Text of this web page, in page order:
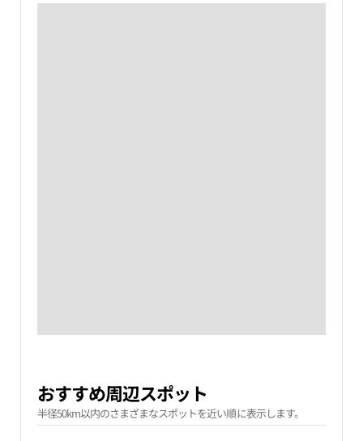
おすすめ周辺スポット
半径50km以内のさまざまなスポットを近い順に表示します。